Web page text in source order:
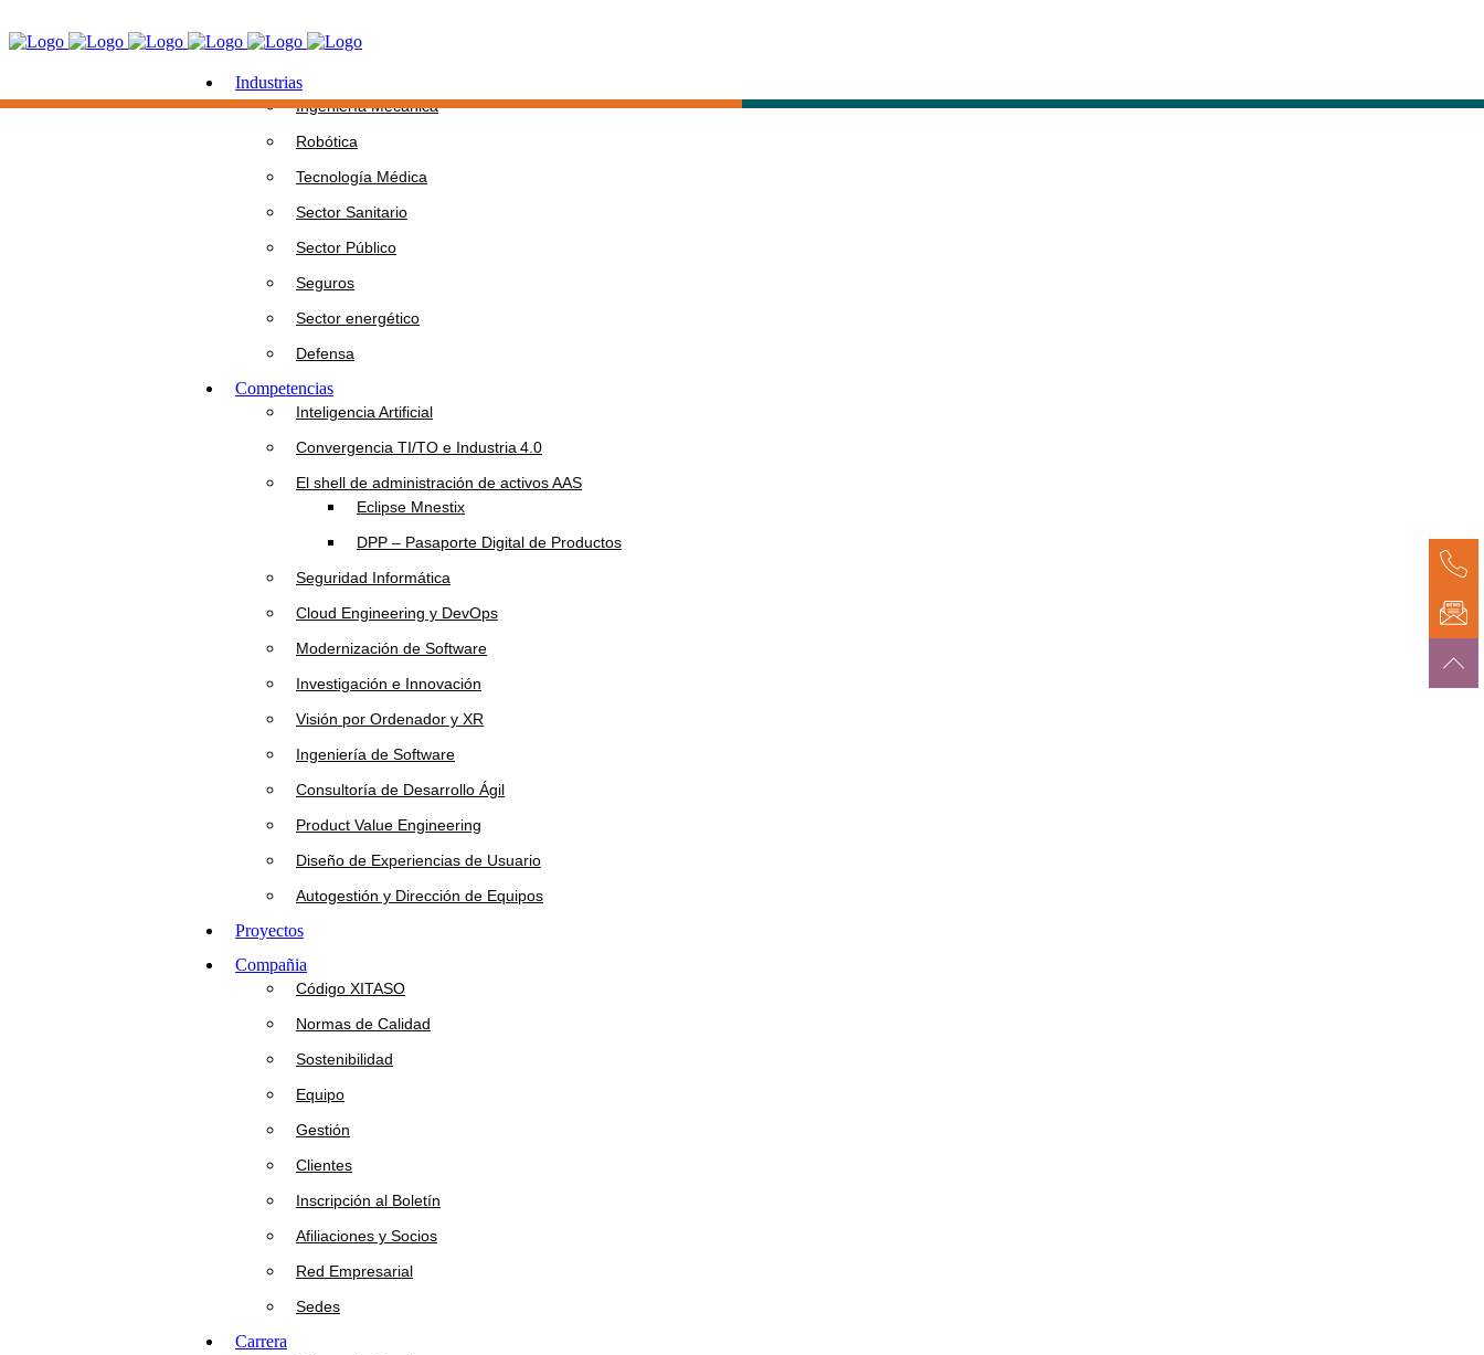
Industrias
Ingeniería Mecánica
Robótica
Tecnología Médica
Sector Sanitario
Sector Público
Seguros
Sector energético
Defensa
Competencias
Inteligencia Artificial
Convergencia TI/TO e Industria 4.0
El shell de administración de activos AAS
Eclipse Mnestix
DPP – Pasaporte Digital de Productos
Seguridad Informática
Cloud Engineering y DevOps
Modernización de Software
Investigación e Innovación
Visión por Ordenador y XR
Ingeniería de Software
Consultoría de Desarrollo Ágil
Product Value Engineering
Diseño de Experiencias de Usuario
Autogestión y Dirección de Equipos
Proyectos
Compañia
Código XITASO
Normas de Calidad
Sostenibilidad
Equipo
Gestión
Clientes
Inscripción al Boletín
Afiliaciones y Socios
Red Empresarial
Sedes
Carrera